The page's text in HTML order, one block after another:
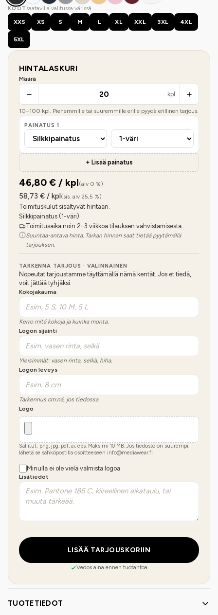
KOOT saatavilla valitussa värissä
XXS
XS S M L XL XXL 3XL 4XL
5XL
HINTALASKURI
Määrä
kpl
10–100 kpl. Pienemmille tai suuremmille erille pyydä erillinen tarjous.
PAINATUS 1
+ Lisää painatus
46,80 € / kpl(alv 0 %)
58,73 € / kpl(sis. alv 25,5 %)
Toimituskulut sisältyvät hintaan.
Silkkipainatus (1-väri)
Toimitusaika noin 2–3 viikkoa tilauksen vahvistamisesta.
Suuntaa-antava hinta. Tarkan hinnan saat tietää pyytämällä
tarjouksen.
TARKENNA TARJOUS · VALINNAINEN
Nopeutat tarjoustamme täyttämällä nämä kentät. Jos et tiedä,
voit jättää tyhjäksi.
Kokojakauma
Kerro mitä kokoja ja kuinka monta.
Logon sijainti
Yleisimmät: vasen rinta, selkä, hiha.
Logon leveys
Tarkennus cm:nä, jos tiedossa.
Logo
Sallitut: png, jpg, pdf, ai, eps. Maksimi 10 MB. Jos tiedosto on suurempi,
lähetä se sähköpostilla osoitteeseen info@mediawear.fi
Minulla ei ole vielä valmista logoa
Lisätiedot
LISÄÄ TARJOUSKORIIN
Vedos aina ennen tuotantoa
TUOTETIEDOT